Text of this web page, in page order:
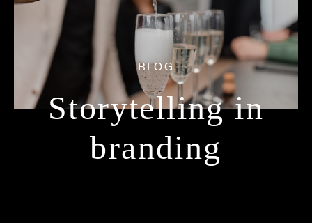
BLOG
Storytelling in
branding